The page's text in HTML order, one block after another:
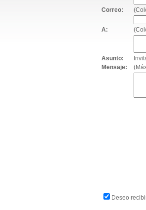
Correo:
A:
Asunto:
Mensaje:
Deseo